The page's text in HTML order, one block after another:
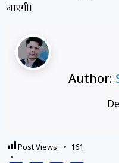
जाएगी।
Author:
Post Views: 161